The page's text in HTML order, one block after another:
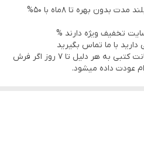
.از ما قسطی بخری بردی! اقساط بلند مدت بدون بهره تا 8ماه با 50%
تخفیف ویژه دارند %
با ما تماس بگیرید
تمامی فرش های گالری ما با ضمانت کتبی به هر دلیل تا 7 روز اگر فرش
عودت داده میشود.